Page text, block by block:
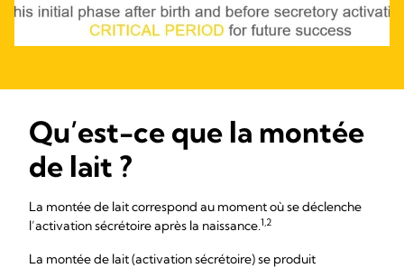
Qu’est-ce que la montée
de lait ?
La montée de lait correspond au moment où se déclenche
l’activation sécrétoire après la naissance.1,2
La montée de lait (activation sécrétoire) se produit